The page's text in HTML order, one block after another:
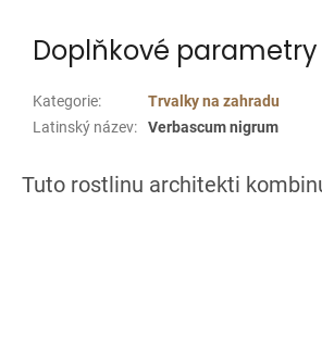
Doplňkové parametry
Kategorie:
Trvalky na zahradu
Latinský název: Verbascum nigrum